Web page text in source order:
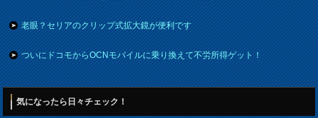
老眼？セリアのクリップ式拡大鏡が便利です
ついにドコモからOCNモバイルに乗り換えて不労所得ゲット！
気になったら日々チェック！